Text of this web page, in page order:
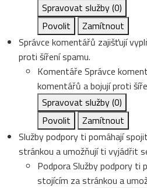
Spravovat služby(0)
Povolit
Zamítnout
Správce komentářů zajišťují
proti šíření spamu.
Komentáře Správce
komentářů a bojují proti
Spravovat služby(0)
Povolit
Zamítnout
Služby podpory ti pomáhají
stránkou a umožňují ti vyjádřit
PodporaSlužby podpory ti
stojícím za stránkou a